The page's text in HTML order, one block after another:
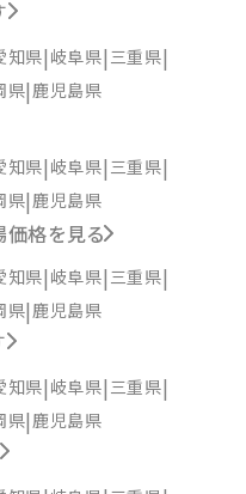
知県 岐阜県 三重県
県 鹿児島県
知県 岐阜県 三重県
県 鹿児島県
価格を見る
知県 岐阜県 三重県
県 鹿児島県
知県 岐阜県 三重県
県 鹿児島県